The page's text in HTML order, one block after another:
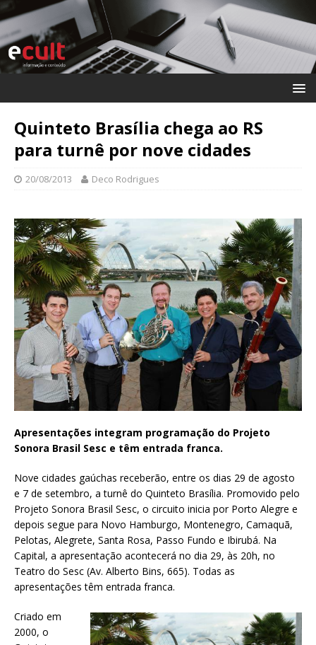
Quinteto Brasília chega ao RS
para turnê por nove cidades
20/08/2013 Deco Rodrigues
Apresentações integram programação do Projeto
Sonora Brasil Sesc e têm entrada franca.
Nove cidades gaúchas receberão, entre os dias 29 de agosto
e 7 de setembro, a turnê do Quinteto Brasília. Promovido pelo
Projeto Sonora Brasil Sesc, o circuito inicia por Porto Alegre e
depois segue para Novo Hamburgo, Montenegro, Camaquã,
Pelotas, Alegrete, Santa Rosa, Passo Fundo e Ibirubá. Na
Capital, a apresentação acontecerá no dia 29, às 20h, no
Teatro do Sesc (Av. Alberto Bins, 665). Todas as
apresentações têm entrada franca.
Criado em
2000, o